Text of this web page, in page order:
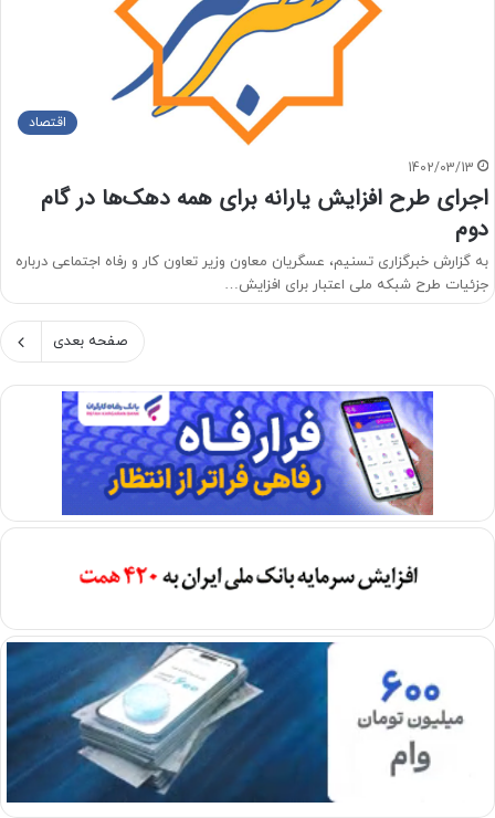
اقتصاد
1402/03/13
اجرای طرح افزایش یارانه برای همه دهک‌ها در گام
دوم
به گزارش خبرگزاری تسنیم، عسگریان معاون وزیر تعاون کار و رفاه اجتماعی درباره
جزئیات طرح شبکه ملی اعتبار برای افزایش…
صفحه بعدی